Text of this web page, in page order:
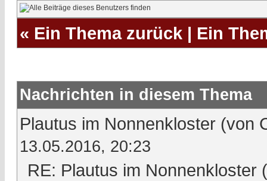
« Ein Thema zurück | Ein
Nachrichten in diesem Thema
Plautus im Nonnenkloster (von
13.05.2016, 20:23
RE: Plautus im